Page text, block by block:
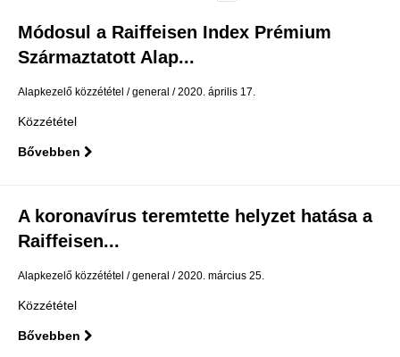
Módosul a Raiffeisen Index Prémium
Származtatott Alap...
Alapkezelő közzététel general 2020. április 17.
Közzététel
Bővebben
A koronavírus teremtette helyzet hatása a
Raiffeisen...
Alapkezelő közzététel general 2020. március 25.
Közzététel
Bővebben